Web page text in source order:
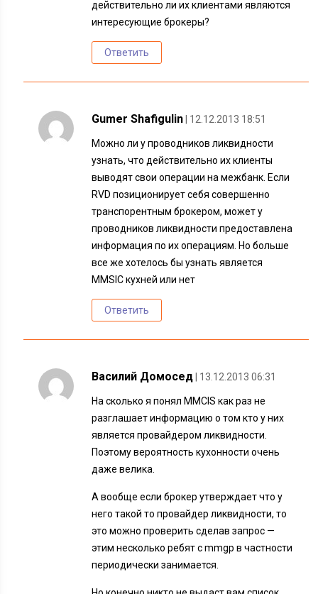
действительно ли их клиентами являются
интересующие брокеры?
Ответить
Gumer Shafigulin | 12.12.2013 18:51
Можно ли у проводников ликвидности
узнать, что действительно их клиенты
выводят свои операции на межбанк. Если
RVD позиционирует себя совершенно
транспорентным брокером, может у
проводников ликвидности предоставлена
информация по их операциям. Но больше
все же хотелось бы узнать является
MMSIC кухней или нет
Ответить
Василий Домосед | 13.12.2013 06:31
На сколько я понял MMCIS как раз не
разглашает информацию о том кто у них
является провайдером ликвидности.
Поэтому вероятность кухонности очень
даже велика.
А вообще если брокер утверждает что у
него такой то провайдер ликвидности, то
это можно проверить сделав запрос —
этим несколько ребят с mmgp в частности
периодически занимается.